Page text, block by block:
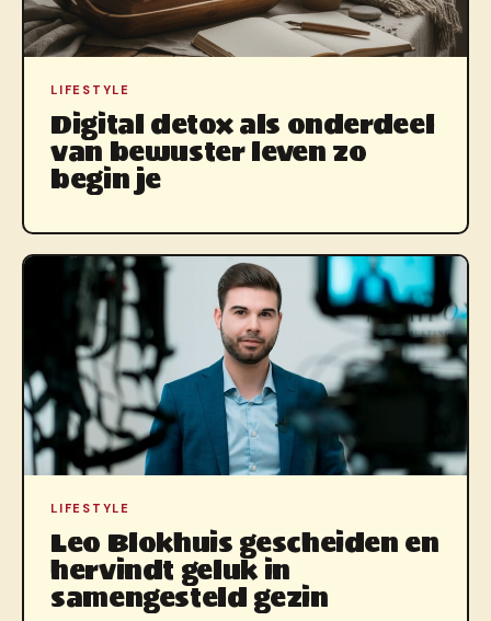
LIFESTYLE
Digital detox als onderdeel
van bewuster leven zo
begin je
LIFESTYLE
Leo Blokhuis gescheiden en
hervindt geluk in
samengesteld gezin